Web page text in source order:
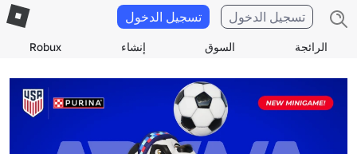
الرائجة السوق إنشاء Robux
تسجيل الدخول تسجيل الدخول